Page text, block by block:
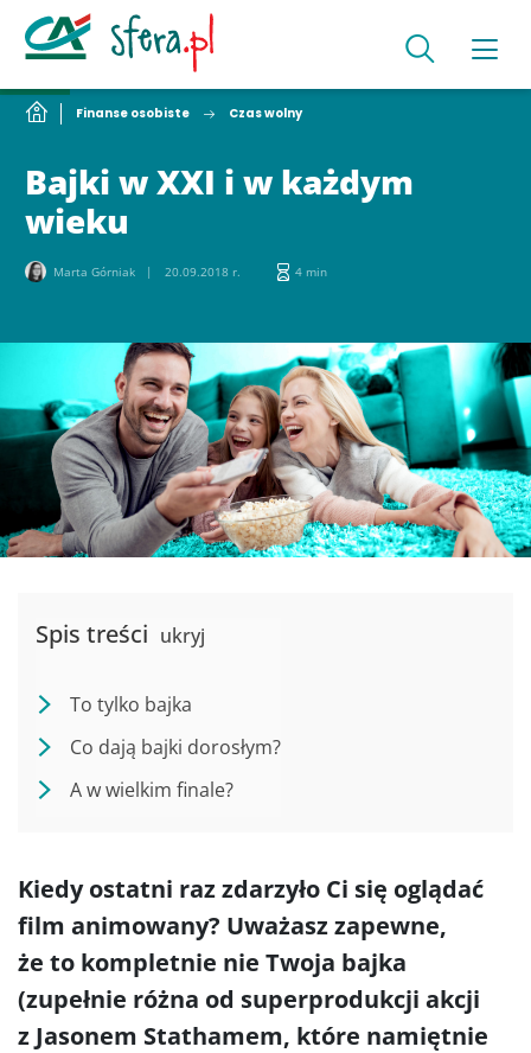
Finanse osobiste Czas wolny
Bajki w XXI i w każdym
wieku
Marta Górniak 20.09.2018 r. 4 min
Spis treści ukryj
To tylko bajka
Co dają bajki dorosłym?
A w wielkim finale?
Kiedy ostatni raz zdarzyło Ci się oglądać
film animowany? Uważasz zapewne,
że to kompletnie nie Twoja bajka
(zupełnie różna od superprodukcji akcji
z Jasonem Stathamem, które namiętnie